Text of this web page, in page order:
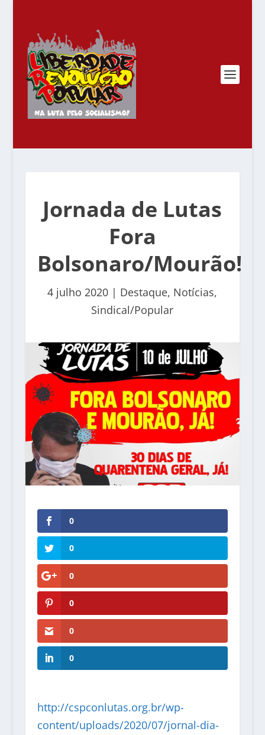
Jornada de Lutas
Fora
Bolsonaro/Mourão!
4 julho 2020 | Destaque, Notícias,
Sindical/Popular
0
0
0
0
0
0
http://cspconlutas.org.br/wp-
content/uploads/2020/07/jornal-dia-